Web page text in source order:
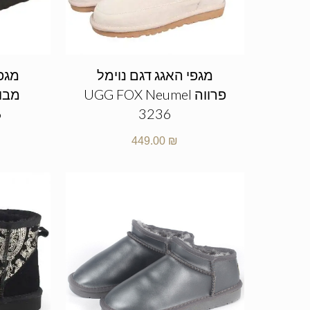
מגפי האגג דגם נוימל
פרווה UGG FOX Neumel
3236
449.00 ₪